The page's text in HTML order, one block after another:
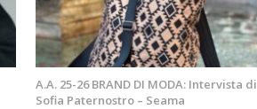
A.A. 25-26 BRAND DI MODA: Intervista di
Sofia Paternostro – Seama